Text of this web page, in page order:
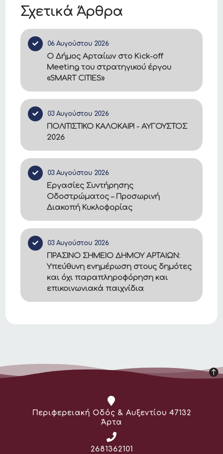
Σχετικά Άρθρα
06 Αυγούστου 2026
Ο Δήμος Αρταίων στο Kick-off
Meeting του στρατηγικού έργου
«SMART CITIES»
03 Αυγούστου 2026
ΠΟΛΙΤΙΣΤΙΚΟ ΚΑΛΟΚΑΙΡΙ - ΑΥΓΟΥΣΤΟΣ
2026
03 Αυγούστου 2026
Εργασίες Συντήρησης
Οδοστρώματος – Προσωρινή
Διακοπή Κυκλοφορίας
03 Αυγούστου 2026
ΠΡΑΣΙΝΟ ΣΗΜΕΙΟ ΔΗΜΟΥ ΑΡΤΑΙΩΝ:
Υπεύθυνη ενημέρωση στους δημότες
και όχι παραπληροφόρηση και
επικοινωνιακά παιχνίδια
Διεύθυνση:
Περιφερειακή Οδός & Αυξεντίου 47132
Άρτα
Τηλέφωνο:
2681362101